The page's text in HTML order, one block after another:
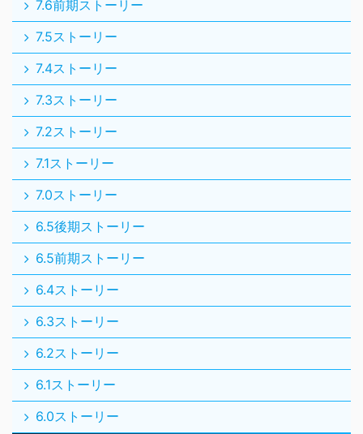
7.0ストーリー
6.5後期ストーリー
6.5前期ストーリー
6.4ストーリー
6.3ストーリー
6.2ストーリー
6.1ストーリー
6.0ストーリー
サブクエスト
バトル
レグナード
ダークキング
海冥主メイヴ
聖守護者の闘戦記